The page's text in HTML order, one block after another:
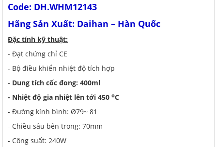
Code: DH.WHM12143
Hãng Sản Xuất: Daihan – Hàn Quốc
Đặc tính kỹ thuật:
- Đạt chứng chỉ CE
- Bộ điều khiển nhiệt độ tích hợp
- Dung tích cốc đong: 400ml
- Nhiệt độ gia nhiệt lên tới 450 oC
- Đường kính bình: Ø79~ 81
- Chiều sâu bên trong: 70mm
- Công suất: 240W